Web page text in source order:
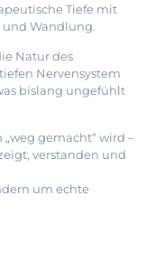
Tiefe mit
und Wandlung.
Natur des
Nervensystem
bislang ungefühlt
gemacht“ wird –
verstanden und
um echte